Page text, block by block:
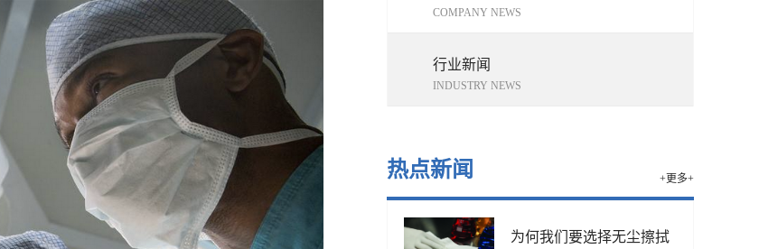
COMPANY NEWS
行业新闻
INDUSTRY NEWS
热点新闻 +更多+
为何我们要选择无尘擦拭